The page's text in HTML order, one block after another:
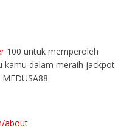
100 untuk memperoleh
kamu dalam meraih jackpot
about